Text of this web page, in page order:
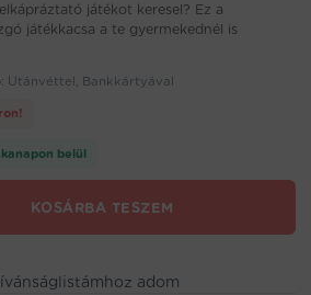
játékot keresel? Ez a
játékkacsa a te gyermekednél is
Utánvéttel, Bankkártyával
belül
KOSÁRBA TESZEM
adom